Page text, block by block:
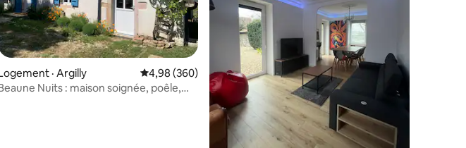
de 4,98 sur 5, 102 commentaires
· Argilly Note moyenne de 4,98 sur 5, 360 commentaires
4,98 (360)
Nuits : maison soignée, poêle,